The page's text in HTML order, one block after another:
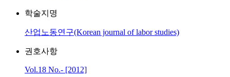
학술지명
산업노동연구(Korean journal of labor studies)
권호사항
Vol.18 No.- [2012]